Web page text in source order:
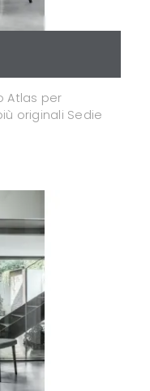
Atlas per
originali Sedie